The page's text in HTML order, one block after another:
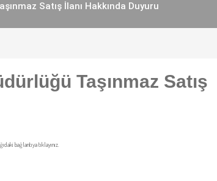
Satış İlanı Hakkında Duyuru
Taşınmaz Satış
bağlantıya tıklayınız.